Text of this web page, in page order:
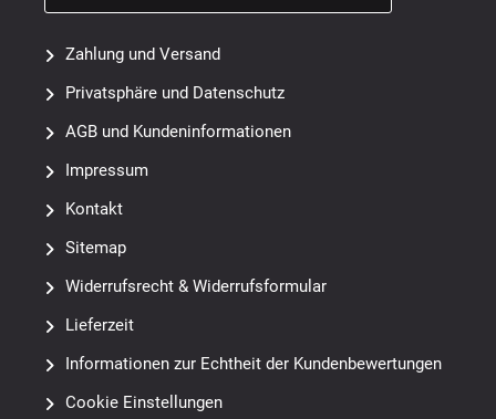
Zahlung und Versand
Privatsphäre und Datenschutz
AGB und Kundeninformationen
Impressum
Kontakt
Sitemap
Widerrufsrecht & Widerrufsformular
Lieferzeit
Informationen zur Echtheit der Kundenbewertungen
Cookie Einstellungen